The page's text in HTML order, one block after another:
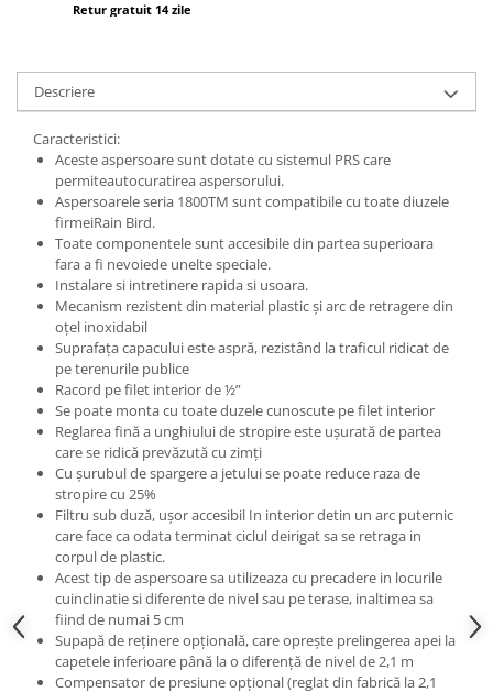
Retur gratuit 14 zile
Descriere
Caracteristici:
Aceste aspersoare sunt dotate cu sistemul PRS care
permiteautocuratirea aspersorului.
Aspersoarele seria 1800TM sunt compatibile cu toate diuzele
firmeiRain Bird.
Toate componentele sunt accesibile din partea superioara
fara a fi nevoiede unelte speciale.
Instalare si intretinere rapida si usoara.
Mecanism rezistent din material plastic şi arc de retragere din
oţel inoxidabil
Suprafaţa capacului este aspră, rezistând la traficul ridicat de
pe terenurile publice
Racord pe filet interior de ½”
Se poate monta cu toate duzele cunoscute pe filet interior
Reglarea fină a unghiului de stropire este uşurată de partea
care se ridică prevăzută cu zimţi
Cu şurubul de spargere a jetului se poate reduce raza de
stropire cu 25%
Filtru sub duză, uşor accesibil In interior detin un arc puternic
care face ca odata terminat ciclul deirigat sa se retraga in
corpul de plastic.
Acest tip de aspersoare sa utilizeaza cu precadere in locurile
cuinclinatie si diferente de nivel sau pe terase, inaltimea sa
fiind de numai 5 cm
Supapă de reţinere opţională, care opreşte prelingerea apei la
capetele inferioare până la o diferenţă de nivel de 2,1 m
Compensator de presiune opţional (reglat din fabrică la 2,1